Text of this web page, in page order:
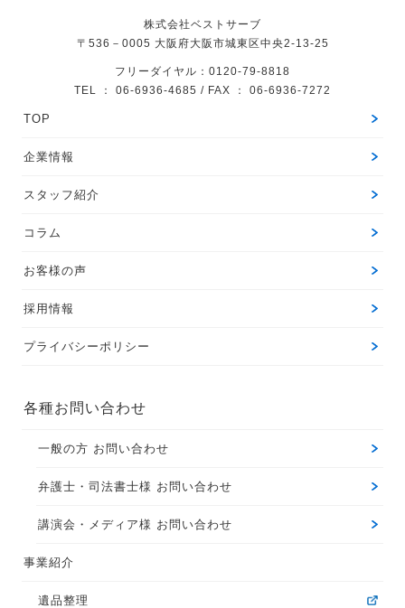
株式会社ベストサーブ
〒536－0005 大阪府大阪市城東区中央2-13-25
フリーダイヤル：0120-79-8818
TEL ： 06-6936-4685 / FAX ： 06-6936-7272
TOP
企業情報
スタッフ紹介
コラム
お客様の声
採用情報
プライバシーポリシー
各種お問い合わせ
一般の方 お問い合わせ
弁護士・司法書士様 お問い合わせ
講演会・メディア様 お問い合わせ
事業紹介
遺品整理